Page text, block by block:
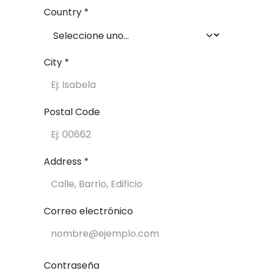
Country *
City *
Postal Code
Address *
Correo electrónico
Contraseña